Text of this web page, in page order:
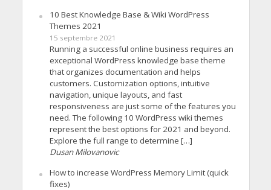
10 Best Knowledge Base & Wiki WordPress
Themes 2021
15 septembre 2021
Running a successful online business requires an
exceptional WordPress knowledge base theme
that organizes documentation and helps
customers. Customization options, intuitive
navigation, unique layouts, and fast
responsiveness are just some of the features you
need. The following 10 WordPress wiki themes
represent the best options for 2021 and beyond.
Explore the full range to determine […]
Dusan Milovanovic
How to increase WordPress Memory Limit (quick
fixes)